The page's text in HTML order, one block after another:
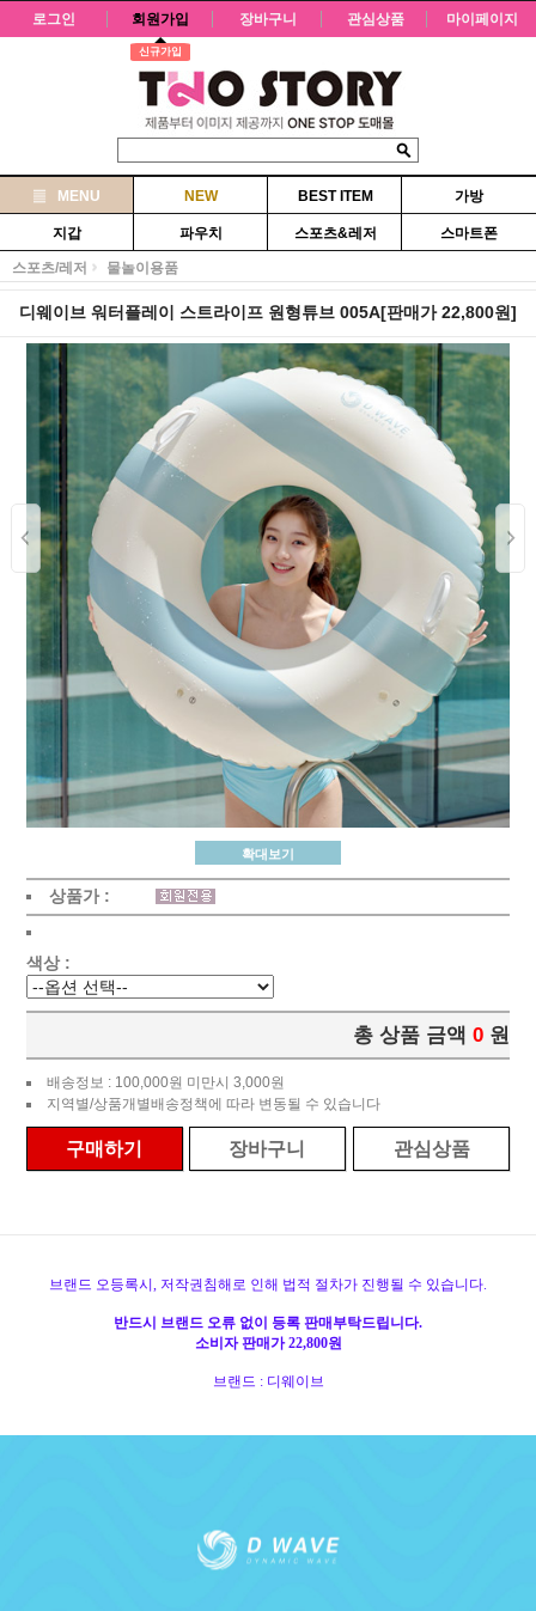
로그인 회원가입
신규가입
장바구니 관심상품 마이페이지
MENU NEW BEST ITEM 가방
지갑 파우치 스포츠&레저 스마트폰
스포츠/레저 물놀이용품
디웨이브 워터플레이 스트라이프 원형튜브 005A[판매가 22,800원]
확대보기
상품가 :
색상 :
총 상품 금액 0 원
배송정보 : 100,000원 미만시 3,000원
지역별/상품개별배송정책에 따라 변동될 수 있습니다
구매하기 장바구니 관심상품
브랜드 오등록시, 저작권침해로 인해 법적 절차가 진행될 수 있습니다.
반드시 브랜드 오류 없이 등록 판매부탁드립니다.
소비자 판매가 22,800원
브랜드 : 디웨이브